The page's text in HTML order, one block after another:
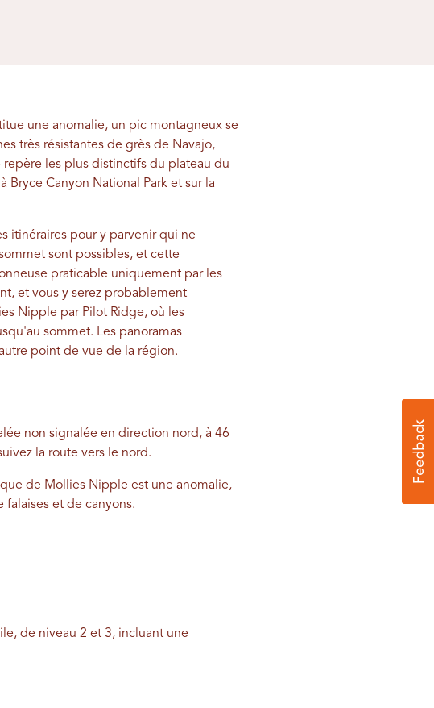
une anomalie, un pic montagneux se
très résistantes de grès de Navajo,
les plus distinctifs du plateau du
Canyon National Park et sur la
itinéraires pour y parvenir qui ne
sont possibles, et cette
praticable uniquement par les
et vous y serez probablement
Nipple par Pilot Ridge, où les
sommet. Les panoramas
point de vue de la région.
non signalée en direction nord, à 46
la route vers le nord.
de Mollies Nipple est une anomalie,
falaises et de canyons.
de niveau 2 et 3, incluant une